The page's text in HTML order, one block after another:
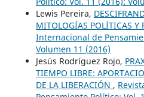
Lewis Pereira,
MITOLOGÍAS POLÍTICAS Y
Internacional de
Volumen 11 (2016)
Jesús Rodríguez Rojo,
TIEMPO LIBRE:
DE LA LIBERACIÓN ,